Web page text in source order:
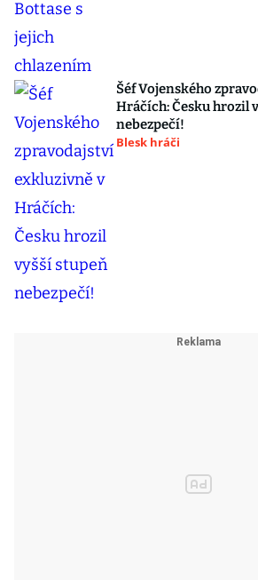
Šéf Vojenského
Hráčích: Česku hrozil
nebezpečí!
Blesk hráči